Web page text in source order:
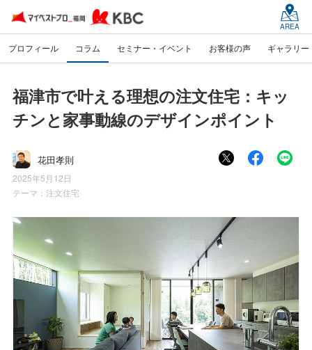
AREA
プロフィール コラム セミナー・イベント お客様の声 ギャラリー
福津市で叶える理想の注文住宅：キッ
チンと家事動線のデザインポイント
花田孝則
2025年5月12日
テーマ： 注文住宅